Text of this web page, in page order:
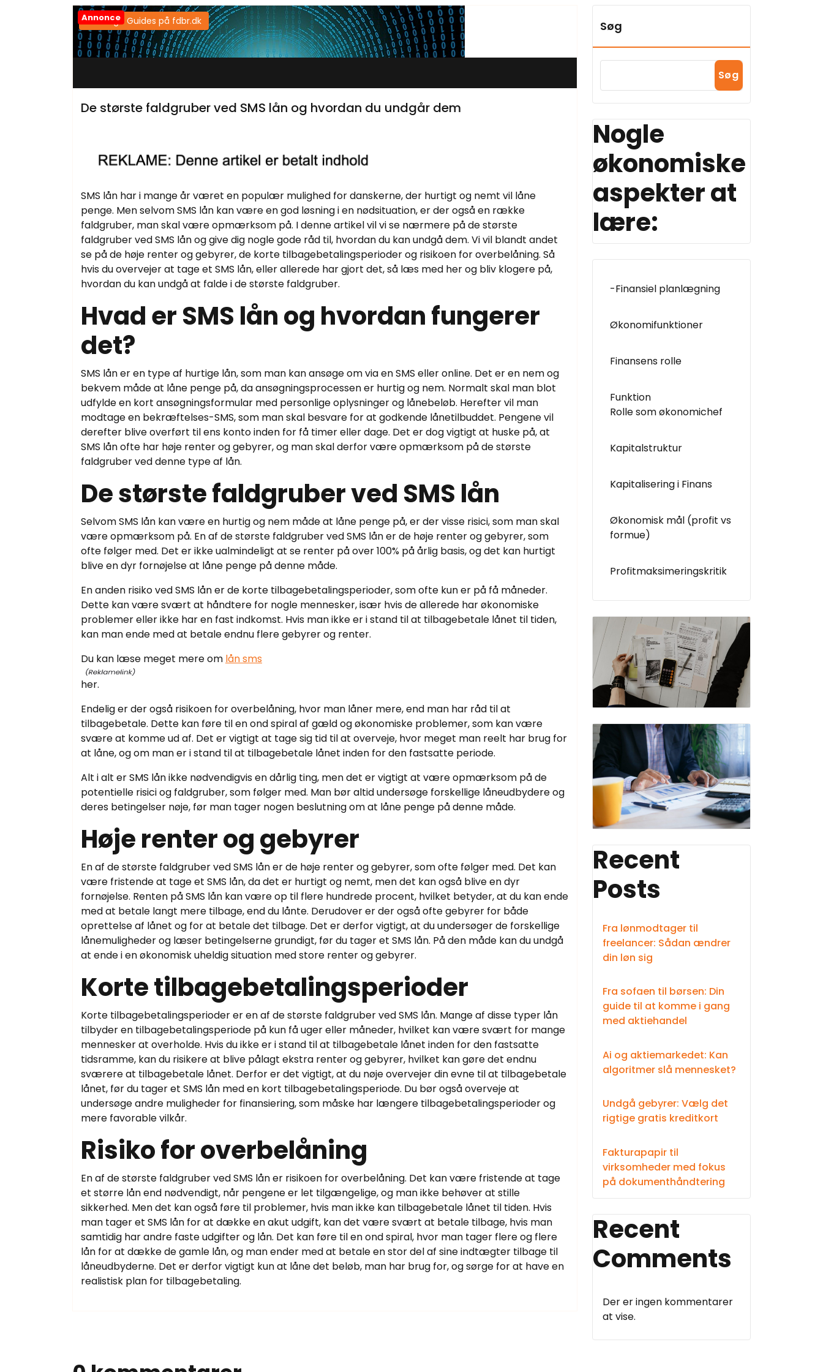
Annonce
Samtlige Guides på fdbr.dk
De største faldgruber ved SMS lån og hvordan du undgår dem
SMS lån har i mange år været en populær mulighed for danskerne, der hurtigt og nemt vil låne
penge. Men selvom SMS lån kan være en god løsning i en nødsituation, er der også en række
faldgruber, man skal være opmærksom på. I denne artikel vil vi se nærmere på de største
faldgruber ved SMS lån og give dig nogle gode råd til, hvordan du kan undgå dem. Vi vil blandt andet
se på de høje renter og gebyrer, de korte tilbagebetalingsperioder og risikoen for overbelåning. Så
hvis du overvejer at tage et SMS lån, eller allerede har gjort det, så læs med her og bliv klogere på,
hvordan du kan undgå at falde i de største faldgruber.
Hvad er SMS lån og hvordan fungerer
det?
SMS lån er en type af hurtige lån, som man kan ansøge om via en SMS eller online. Det er en nem og
bekvem måde at låne penge på, da ansøgningsprocessen er hurtig og nem. Normalt skal man blot
udfylde en kort ansøgningsformular med personlige oplysninger og lånebeløb. Herefter vil man
modtage en bekræftelses-SMS, som man skal besvare for at godkende lånetilbuddet. Pengene vil
derefter blive overført til ens konto inden for få timer eller dage. Det er dog vigtigt at huske på, at
SMS lån ofte har høje renter og gebyrer, og man skal derfor være opmærksom på de største
faldgruber ved denne type af lån.
De største faldgruber ved SMS lån
Selvom SMS lån kan være en hurtig og nem måde at låne penge på, er der visse risici, som man skal
være opmærksom på. En af de største faldgruber ved SMS lån er de høje renter og gebyrer, som
ofte følger med. Det er ikke ualmindeligt at se renter på over 100% på årlig basis, og det kan hurtigt
blive en dyr fornøjelse at låne penge på denne måde.
En anden risiko ved SMS lån er de korte tilbagebetalingsperioder, som ofte kun er på få måneder.
Dette kan være svært at håndtere for nogle mennesker, især hvis de allerede har økonomiske
problemer eller ikke har en fast indkomst. Hvis man ikke er i stand til at tilbagebetale lånet til tiden,
kan man ende med at betale endnu flere gebyrer og renter.
Du kan læse meget mere om lån sms
her.
Endelig er der også risikoen for overbelåning, hvor man låner mere, end man har råd til at
tilbagebetale. Dette kan føre til en ond spiral af gæld og økonomiske problemer, som kan være
svære at komme ud af. Det er vigtigt at tage sig tid til at overveje, hvor meget man reelt har brug for
at låne, og om man er i stand til at tilbagebetale lånet inden for den fastsatte periode.
Alt i alt er SMS lån ikke nødvendigvis en dårlig ting, men det er vigtigt at være opmærksom på de
potentielle risici og faldgruber, som følger med. Man bør altid undersøge forskellige låneudbydere og
deres betingelser nøje, før man tager nogen beslutning om at låne penge på denne måde.
Høje renter og gebyrer
En af de største faldgruber ved SMS lån er de høje renter og gebyrer, som ofte følger med. Det kan
være fristende at tage et SMS lån, da det er hurtigt og nemt, men det kan også blive en dyr
fornøjelse. Renten på SMS lån kan være op til flere hundrede procent, hvilket betyder, at du kan ende
med at betale langt mere tilbage, end du lånte. Derudover er der også ofte gebyrer for både
oprettelse af lånet og for at betale det tilbage. Det er derfor vigtigt, at du undersøger de forskellige
lånemuligheder og læser betingelserne grundigt, før du tager et SMS lån. På den måde kan du undgå
at ende i en økonomisk uheldig situation med store renter og gebyrer.
Korte tilbagebetalingsperioder
Korte tilbagebetalingsperioder er en af de største faldgruber ved SMS lån. Mange af disse typer lån
tilbyder en tilbagebetalingsperiode på kun få uger eller måneder, hvilket kan være svært for mange
mennesker at overholde. Hvis du ikke er i stand til at tilbagebetale lånet inden for den fastsatte
tidsramme, kan du risikere at blive pålagt ekstra renter og gebyrer, hvilket kan gøre det endnu
sværere at tilbagebetale lånet. Derfor er det vigtigt, at du nøje overvejer din evne til at tilbagebetale
lånet, før du tager et SMS lån med en kort tilbagebetalingsperiode. Du bør også overveje at
undersøge andre muligheder for finansiering, som måske har længere tilbagebetalingsperioder og
mere favorable vilkår.
Risiko for overbelåning
En af de største faldgruber ved SMS lån er risikoen for overbelåning. Det kan være fristende at tage
et større lån end nødvendigt, når pengene er let tilgængelige, og man ikke behøver at stille
sikkerhed. Men det kan også føre til problemer, hvis man ikke kan tilbagebetale lånet til tiden. Hvis
man tager et SMS lån for at dække en akut udgift, kan det være svært at betale tilbage, hvis man
samtidig har andre faste udgifter og lån. Det kan føre til en ond spiral, hvor man tager flere og flere
lån for at dække de gamle lån, og man ender med at betale en stor del af sine indtægter tilbage til
låneudbyderne. Det er derfor vigtigt kun at låne det beløb, man har brug for, og sørge for at have en
realistisk plan for tilbagebetaling.
Søg
Søg
Nogle
økonomiske
aspekter at
lære:
-Finansiel planlægning
Økonomifunktioner
Finansens rolle
Funktion
Rolle som økonomichef
Kapitalstruktur
Kapitalisering i Finans
Økonomisk mål (profit vs
formue)
Profitmaksimeringskritik
Recent
Posts
Fra lønmodtager til
freelancer: Sådan ændrer
din løn sig
Fra sofaen til børsen: Din
guide til at komme i gang
med aktiehandel
Ai og aktiemarkedet: Kan
algoritmer slå mennesket?
Undgå gebyrer: Vælg det
rigtige gratis kreditkort
Fakturapapir til
virksomheder med fokus
på dokumenthåndtering
Recent
Comments
Der er ingen kommentarer
at vise.